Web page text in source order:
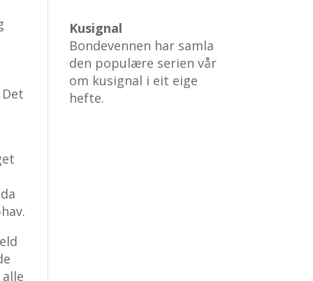
Kusignal
Bondevennen har samla
den populære serien vår
om kusignal i eit eige
hefte.